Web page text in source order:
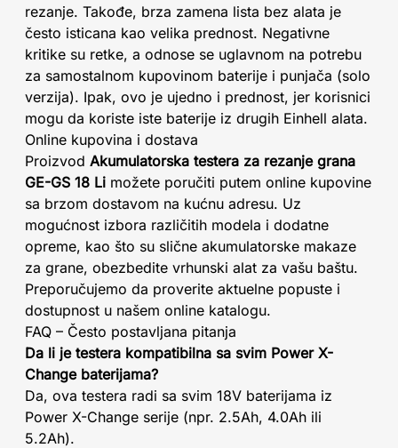
rezanje. Takođe, brza zamena lista bez alata je
često isticana kao velika prednost. Negativne
kritike su retke, a odnose se uglavnom na potrebu
za samostalnom kupovinom baterije i punjača (solo
verzija). Ipak, ovo je ujedno i prednost, jer korisnici
mogu da koriste iste baterije iz drugih Einhell alata.
Online kupovina i dostava
Proizvod Akumulatorska testera za rezanje grana
GE-GS 18 Li možete poručiti putem online kupovine
sa brzom dostavom na kućnu adresu. Uz
mogućnost izbora različitih modela i dodatne
opreme, kao što su slične akumulatorske makaze
za grane, obezbedite vrhunski alat za vašu baštu.
Preporučujemo da proverite aktuelne popuste i
dostupnost u našem online katalogu.
FAQ – Često postavljana pitanja
Da li je testera kompatibilna sa svim Power X-
Change baterijama?
Da, ova testera radi sa svim 18V baterijama iz
Power X-Change serije (npr. 2.5Ah, 4.0Ah ili
5.2Ah).